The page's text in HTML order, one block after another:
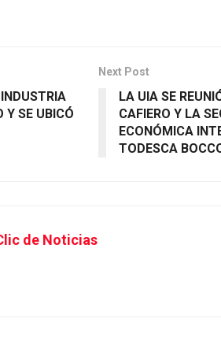
Y SE UBICÓ
Next Post
LA UIA SE
CAFIERO Y LA
ECONÓMICA
TODESCA
de Noticias